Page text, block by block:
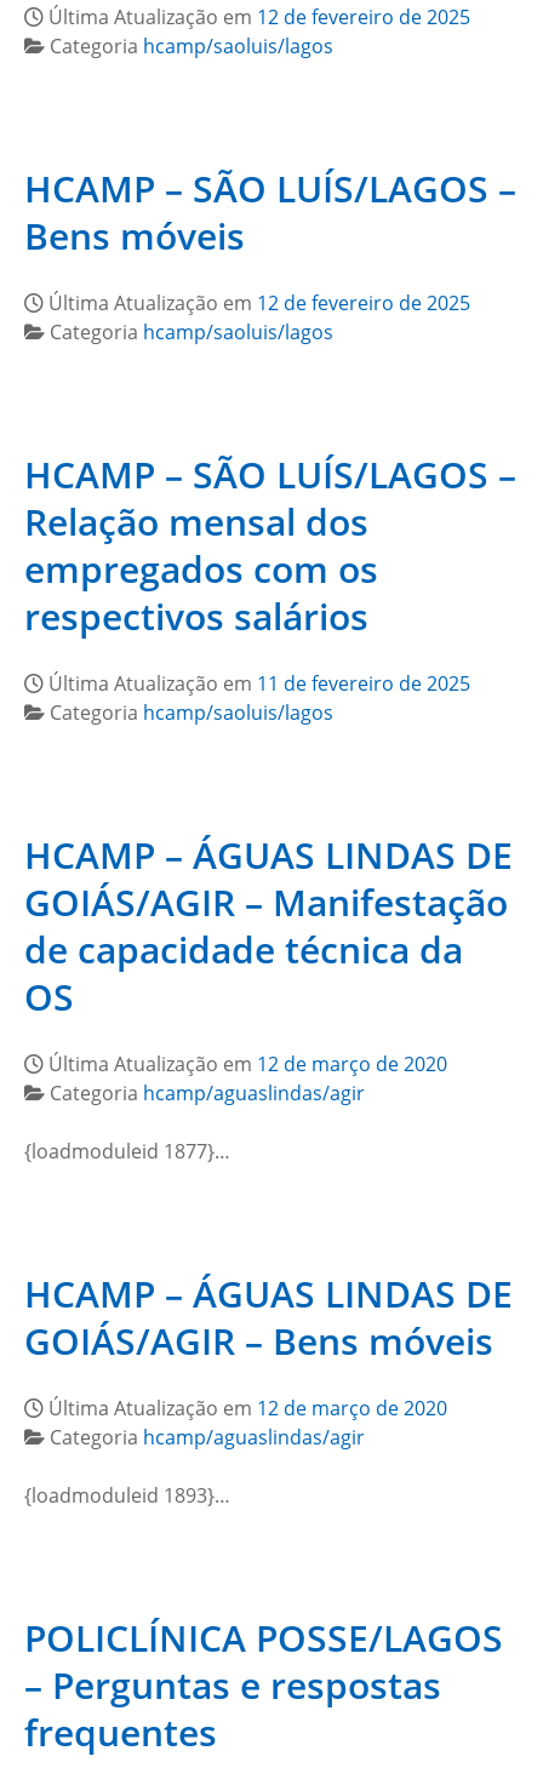
Última Atualização em 12 de fevereiro de 2025
Categoria hcamp/saoluis/lagos
HCAMP – SÃO LUÍS/LAGOS –
Bens móveis
Última Atualização em 12 de fevereiro de 2025
Categoria hcamp/saoluis/lagos
HCAMP – SÃO LUÍS/LAGOS –
Relação mensal dos
empregados com os
respectivos salários
Última Atualização em 11 de fevereiro de 2025
Categoria hcamp/saoluis/lagos
HCAMP – ÁGUAS LINDAS DE
GOIÁS/AGIR – Manifestação
de capacidade técnica da
OS
Última Atualização em 12 de março de 2020
Categoria hcamp/aguaslindas/agir
{loadmoduleid 1877}…
HCAMP – ÁGUAS LINDAS DE
GOIÁS/AGIR – Bens móveis
Última Atualização em 12 de março de 2020
Categoria hcamp/aguaslindas/agir
{loadmoduleid 1893}…
POLICLÍNICA POSSE/LAGOS
– Perguntas e respostas
frequentes